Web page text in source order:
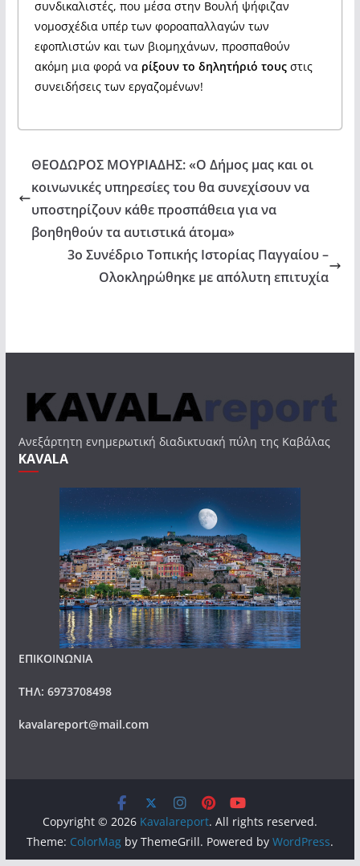
συνδικαλιστές, που μέσα στην Βουλή ψήφιζαν
νομοσχέδια υπέρ των φοροαπαλλαγών των
εφοπλιστών και των βιομηχάνων, προσπαθούν
ακόμη μια φορά να ρίξουν το δηλητήριό τουςστις
συνειδήσεις των εργαζομένων!
ΘΕΟΔΩΡΟΣ ΜΟΥΡΙΑΔΗΣ: «Ο Δήμος μας και οι
κοινωνικές υπηρεσίες του θα συνεχίσουν να
υποστηρίζουν κάθε προσπάθεια για να
βοηθηθούν τα αυτιστικά άτομα»
3ο Συνέδριο Τοπικής Ιστορίας Παγγαίου –
Ολοκληρώθηκε με απόλυτη επιτυχία
Ανεξάρτητη ενημερωτική διαδικτυακή πύλη της Καβάλας
KAVALA
ΕΠΙΚΟΙΝΩΝΙΑ
ΤΗΛ: 6973708498
kavalareport@mail.com
Copyright © 2026 Kavalareport. All rights reserved.
Theme: ColorMagby ThemeGrill. Powered by WordPress.